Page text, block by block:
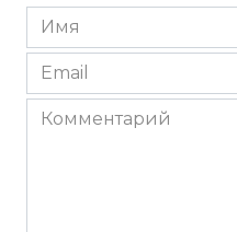
Имя
*
Email
*
Комментарий